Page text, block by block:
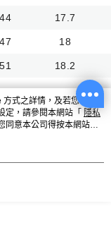
44 17.7
47 18
51 18.2
斤）
式之詳情，及若您不希
定，請參閱本網站「 隱私
同意本公司得按本網站使